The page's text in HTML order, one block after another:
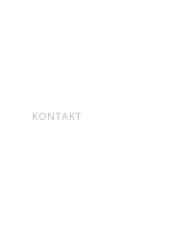
KONTAKT